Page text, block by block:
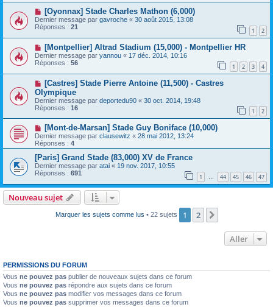
[Oyonnax] Stade Charles Mathon (6,000)
Dernier message par gavroche « 30 août 2015, 13:08
Réponses : 21 1 2
[Montpellier] Altrad Stadium (15,000) - Montpellier HR
Dernier message par yannou « 17 déc. 2014, 10:16
Réponses : 56 1 2 3 4
[Castres] Stade Pierre Antoine (11,500) - Castres
Olympique
Dernier message par deportedu90 « 30 oct. 2014, 19:48
Réponses : 16 1 2
[Mont-de-Marsan] Stade Guy Boniface (10,000)
Dernier message par clausewitz « 28 mai 2012, 13:24
Réponses : 4
[Paris] Grand Stade (83,000) XV de France
Dernier message par atai « 19 nov. 2017, 10:55
Réponses : 691 1 … 44 45 46 47
Nouveau sujet
Marquer les sujets comme lus • 22 sujets 1 2
Aller
PERMISSIONS DU FORUM
Vous ne pouvez pas publier de nouveaux sujets dans ce forum
Vous ne pouvez pas répondre aux sujets dans ce forum
Vous ne pouvez pas modifier vos messages dans ce forum
Vous ne pouvez pas supprimer vos messages dans ce forum